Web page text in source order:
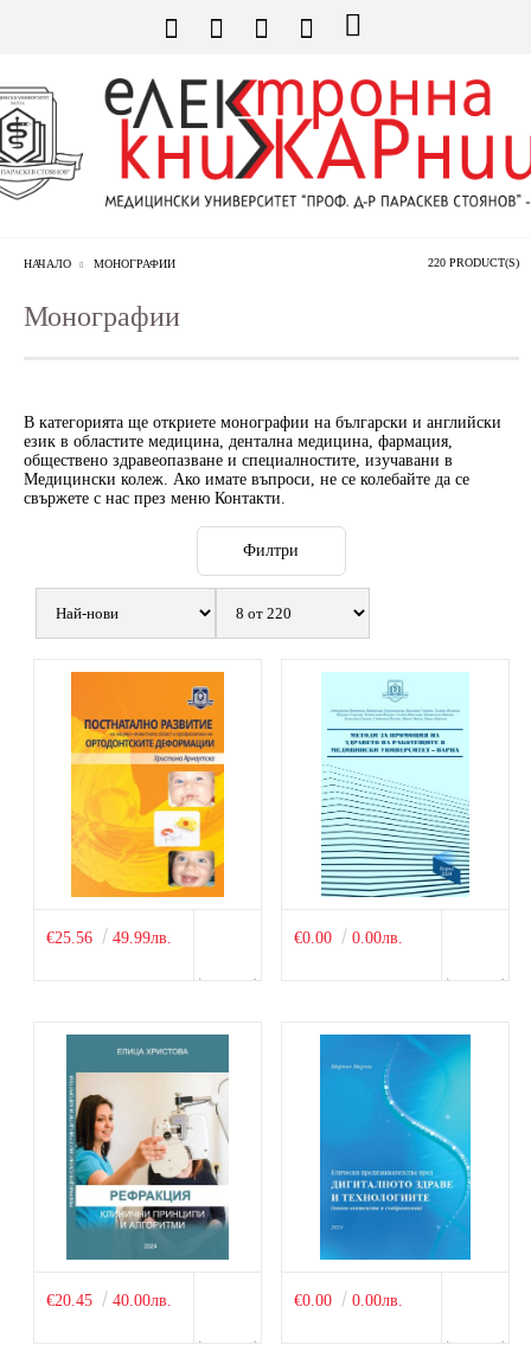
НАЧАЛО МОНОГРАФИИ 220 PRODUCT(S)
Монографии
В категорията ще откриете монографии на български и английски
език в областите медицина, дентална медицина, фармация,
обществено здравеопазване и специалностите, изучавани в
Медицински колеж. Ако имате въпроси, не се колебайте да се
свържете с нас през меню Контакти.
Филтри
€25.56 49.99лв. €0.00 0.00лв.
€20.45 40.00лв. €0.00 0.00лв.